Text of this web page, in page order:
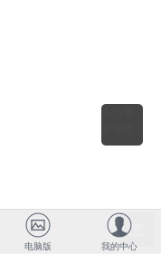
电脑版 我的中心